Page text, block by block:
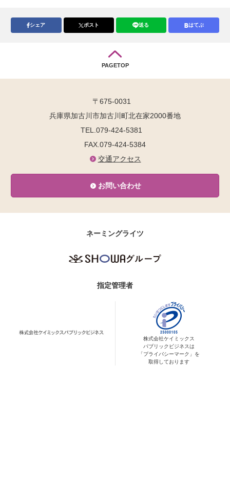
シェア ポスト 送る はてぶ
PAGETOP
〒675-0031
兵庫県加古川市加古川町北在家2000番地
TEL.079-424-5381
FAX.079-424-5384
交通アクセス
お問い合わせ
ネーミングライツ
指定管理者
株式会社ケイミックス
パブリックビジネスは
「プライバシーマーク」を
取得しております